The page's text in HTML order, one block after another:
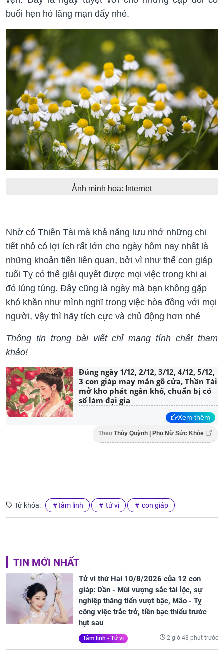
buổi hẹn hò lãng mạn đấy nhé.
Ảnh minh họa: Internet
Nhờ có Thiên Tài mà khả năng lưu nhớ những chi
tiết nhỏ có lợi ích rất lớn cho ngày hôm nay nhất là
những khoản tiền liên quan, bởi vì như thế con giáp
tuổi Tỵ có thể giải quyết được mọi việc trong khi ai
đó lúng túng. Đây cũng là ngày mà bạn không gặp
khó khăn như mình nghĩ trong việc hòa đồng với mọi
người, vậy thì hãy tích cực và chủ động hơn nhé
Thông tin trong bài viết chỉ mang tính chất tham
khảo!
Đúng ngày 1/12, 2/12, 3/12, 4/12, 5/12,
3 con giáp may mắn gõ cửa, Thần Tài
mở kho phát ngân khố, chuẩn bị có
số làm đại gia
Xem thêm
Theo Thúy Quỳnh | Phụ Nữ Sức Khỏe
Từ khóa: tâm linh tử vi con giáp
TIN MỚI NHẤT
Tử vi thứ Hai 10/8/2026 của 12 con
giáp: Dần - Mùi vượng sắc tài lộc, sự
nghiệp thăng tiến vượt bậc, Mão - Tỵ
công việc trắc trở, tiền bạc thiếu trước
hụt sau
Tâm linh - Tử vi 2 giờ 43 phút trước